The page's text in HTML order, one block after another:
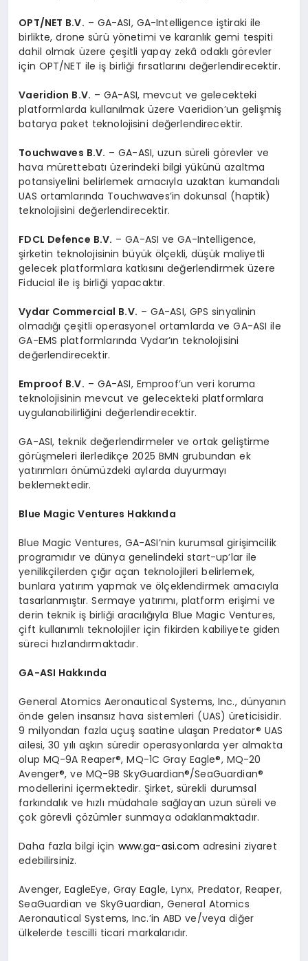
OPT/NET B.V. – GA-ASI, GA-Intelligence iştiraki ile
birlikte, drone sürü yönetimi ve karanlık gemi tespiti
dahil olmak üzere çeşitli yapay zekâ odaklı görevler
için OPT/NET ile iş birliği fırsatlarını değerlendirecektir.
Vaeridion B.V. – GA-ASI, mevcut ve gelecekteki
platformlarda kullanılmak üzere Vaeridion’un gelişmiş
batarya paket teknolojisini değerlendirecektir.
Touchwaves B.V. – GA-ASI, uzun süreli görevler ve
hava mürettebatı üzerindeki bilgi yükünü azaltma
potansiyelini belirlemek amacıyla uzaktan kumandalı
UAS ortamlarında Touchwaves’in dokunsal (haptik)
teknolojisini değerlendirecektir.
FDCL Defence B.V. – GA-ASI ve GA-Intelligence,
şirketin teknolojisinin büyük ölçekli, düşük maliyetli
gelecek platformlara katkısını değerlendirmek üzere
Fiducial ile iş birliği yapacaktır.
Vydar Commercial B.V. – GA-ASI, GPS sinyalinin
olmadığı çeşitli operasyonel ortamlarda ve GA-ASI ile
GA-EMS platformlarında Vydar’ın teknolojisini
değerlendirecektir.
Emproof B.V. – GA-ASI, Emproof’un veri koruma
teknolojisinin mevcut ve gelecekteki platformlara
uygulanabilirliğini değerlendirecektir.
GA-ASI, teknik değerlendirmeler ve ortak geliştirme
görüşmeleri ilerledikçe 2025 BMN grubundan ek
yatırımları önümüzdeki aylarda duyurmayı
beklemektedir.
Blue Magic Ventures Hakkında
Blue Magic Ventures, GA-ASI’nin kurumsal girişimcilik
programıdır ve dünya genelindeki start-up’lar ile
yenilikçilerden çığır açan teknolojileri belirlemek,
bunlara yatırım yapmak ve ölçeklendirmek amacıyla
tasarlanmıştır. Sermaye yatırımı, platform erişimi ve
derin teknik iş birliği aracılığıyla Blue Magic Ventures,
çift kullanımlı teknolojiler için fikirden kabiliyete giden
süreci hızlandırmaktadır.
GA-ASI Hakkında
General Atomics Aeronautical Systems, Inc., dünyanın
önde gelen insansız hava sistemleri (UAS) üreticisidir.
9 milyondan fazla uçuş saatine ulaşan Predator® UAS
ailesi, 30 yılı aşkın süredir operasyonlarda yer almakta
olup MQ-9A Reaper®, MQ-1C Gray Eagle®, MQ-20
Avenger®, ve MQ-9B SkyGuardian®/SeaGuardian®
modellerini içermektedir. Şirket, sürekli durumsal
farkındalık ve hızlı müdahale sağlayan uzun süreli ve
çok görevli çözümler sunmaya odaklanmaktadır.
Daha fazla bilgi için www.ga-asi.com adresini ziyaret
edebilirsiniz.
Avenger, EagleEye, Gray Eagle, Lynx, Predator, Reaper,
SeaGuardian ve SkyGuardian, General Atomics
Aeronautical Systems, Inc.’in ABD ve/veya diğer
ülkelerde tescilli ticari markalarıdır.